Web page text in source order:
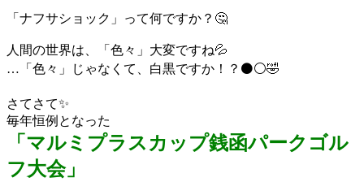
「ナフサショック」って何ですか？🤔
人間の世界は、「色々」大変ですね💦
…「色々」じゃなくて、白黒ですか！？⚫⚪🤣
さてさて✨
毎年恒例となった
「マルミプラスカップ銭函パークゴル
フ大会」